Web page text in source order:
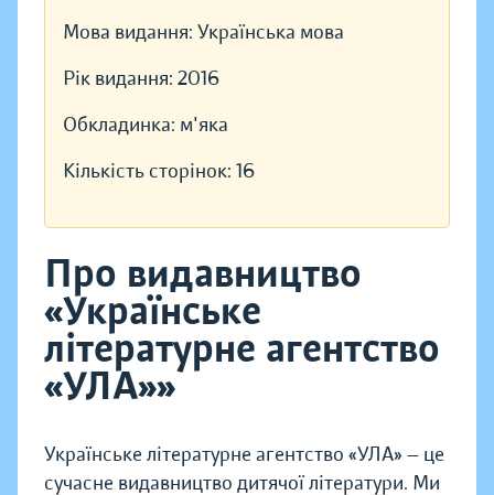
Мова видання: Українська мова
Рік видання: 2016
Обкладинка: м'яка
Кількість сторінок: 16
Про видавництво
«Українське
літературне агентство
«УЛА»»
Українське літературне агентство «УЛА» — це
сучасне видавництво дитячої літератури. Ми